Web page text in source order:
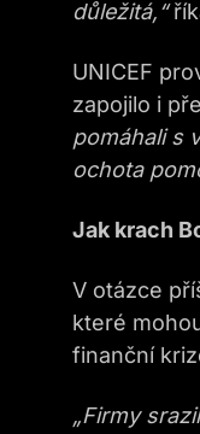
důležitá,“
UNICEF
zapojilo i
pomáhali s
ochota
Jak krach
V otázce
které
finanční
„Firmy